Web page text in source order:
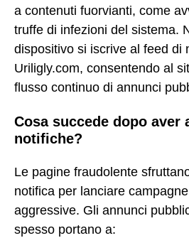
a contenuti fuorvianti, come
truffe di infezioni del sistema.
dispositivo si iscrive al feed di
Uriligly.com, consentendo al
flusso continuo di annunci
Cosa succede dopo aver
notifiche?
Le pagine fraudolente
notifica per lanciare
aggressive. Gli annunci
spesso portano a: